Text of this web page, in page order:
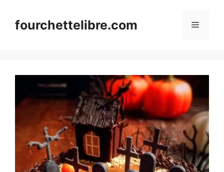
contentfourchettelibre.com Menu